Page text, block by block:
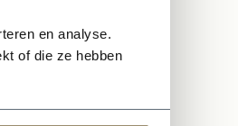
en analyse.
of die ze hebben
met zachte zeep.